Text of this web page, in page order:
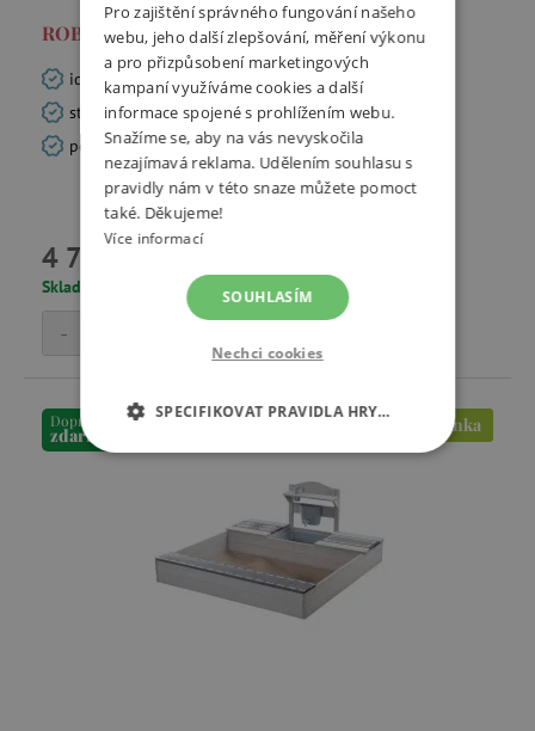
ROBA - pískoviště s herními vaničkami
ideální místo pro zábavné a kreativní hry na zahradě
stabilní konstrukce z masivního dřeva
povrch odolný vůči povětrnostním vlivům
4 799 Kč
Skladem
-
Doprava
zdarma Novinka
Pro zajištění správného fungování našeho
webu, jeho další zlepšování, měření výkonu
a pro přizpůsobení marketingových
kampaní využíváme cookies a další
informace spojené s prohlížením webu.
Snažíme se, aby na vás nevyskočila
nezajímavá reklama. Udělením souhlasu s
pravidly nám v této snaze můžete pomoct
také. Děkujeme!
Více informací
SOUHLASÍM
Nechci cookies
SPECIFIKOVAT PRAVIDLA HRY…
ANALYTICKÉ COOKIES
MARKETINGOVÉ COOKIES